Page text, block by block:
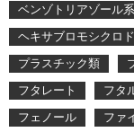
ベンゾトリアゾール系
ヘキサブロモシクロ
プラスチック類
フタレート
フタ
フェノール
ファ